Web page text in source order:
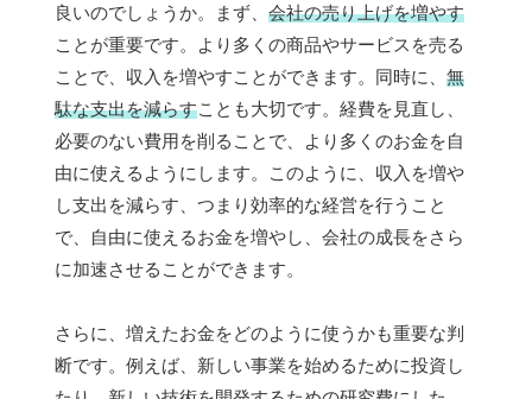
良いのでしょうか。まず、 会社の売り上げを増やす
ことが重要です。より多くの商品やサービスを売る
ことで、収入を増やすことができます。同時に、 無
駄な支出を減らすことも大切です。経費を見直し、
必要のない費用を削ることで、より多くのお金を自
由に使えるようにします。このように、収入を増や
し支出を減らす、つまり効率的な経営を行うこと
で、自由に使えるお金を増やし、会社の成長をさら
に加速させることができます。
さらに、増えたお金をどのように使うかも重要な判
断です。例えば、新しい事業を始めるために投資し